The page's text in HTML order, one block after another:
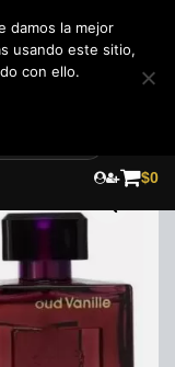
$0
damos la mejor
usando este sitio,
con ello.